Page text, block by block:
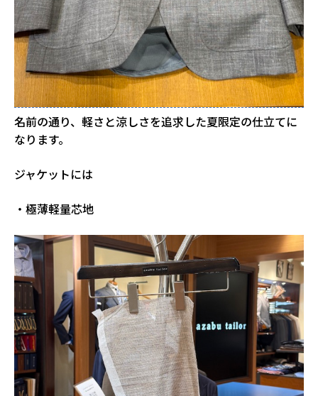
名前の通り、軽さと涼しさを追求した夏限定の仕立てに
なります。
ジャケットには
・極薄軽量芯地